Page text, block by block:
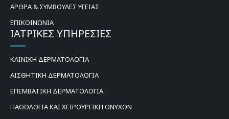
ΑΡΘΡΑ & ΣΥΜΒΟΥΛΕΣ ΥΓΕΙΑΣ
ΕΠΙΚΟΙΝΩΝΙΑ
ΙΑΤΡΙΚΕΣ ΥΠΗΡΕΣΙΕΣ
ΚΛΙΝΙΚΗ ΔΕΡΜΑΤΟΛΟΓΙΑ
ΑΙΣΘΗΤΙΚΗ ΔΕΡΜΑΤΟΛΟΓΙΑ
ΕΠΕΜΒΑΤΙΚΗ ΔΕΡΜΑΤΟΛΟΓΙΑ
ΠΑΘΟΛΟΓΙΑ ΚΑΙ ΧΕΙΡΟΥΡΓΙΚΗ ΟΝΥΧΩΝ